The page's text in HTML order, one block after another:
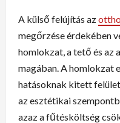
A külső felújítás az
megőrzése érdekében
homlokzat, a tető és
magában. A homlokzat
hatásoknak kitett
az esztétikai
azaz a fűtésköltség